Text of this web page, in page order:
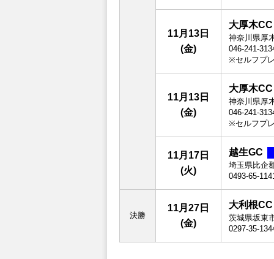
11月13日
(金)
大厚木
神奈川県厚
046-241-
※セルフプ
11月13日
(金)
大厚木
神奈川県厚
046-241-
※セルフプ
11月17日
(火)
越生GC
埼玉県比企
0493-65-
決勝
11月27日
(金)
大利根
茨城県坂東
0297-35-